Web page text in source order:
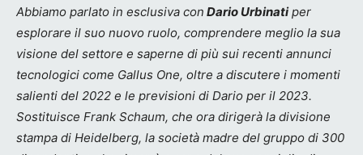
Abbiamo parlato in esclusiva con Dario Urbinatiper
esplorare il suo nuovo ruolo, comprendere meglio la sua
visione del settore e saperne di più sui recenti annunci
tecnologici come Gallus One, oltre a discutere i momenti
salienti del 2022 e le previsioni di Dario per il 2023.
Sostituisce Frank Schaum, che ora dirigerà la divisione
stampa di Heidelberg, la società madre del gruppo di 300